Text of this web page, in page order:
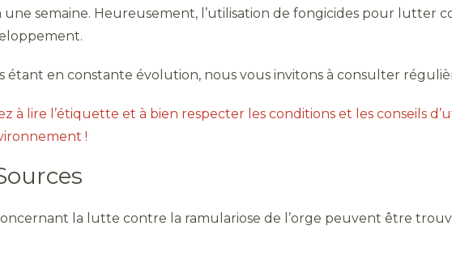
semaine. Heureusement, l’utilisation de fongicides pour lutter
étant en constante évolution, nous vous invitons à consulter
à lire l’étiquette et à bien respecter les conditions et les conseils
!
la lutte contre la ramulariose de l’orge peuvent être